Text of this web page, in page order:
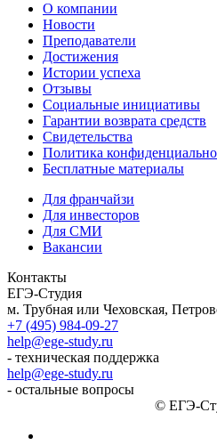
О компании
Новости
Преподаватели
Достижения
Истории успеха
Отзывы
Социальные инициативы
Гарантии возврата средств
Свидетельства
Политика
Бесплатные материалы
Для франчайзи
Для инвесторов
Для СМИ
Вакансии
Контакты
ЕГЭ-Студия
м. Трубная или Чеховская,
+7 (495) 984-09-27
help@ege-study.ru
- техническая поддержка
help@ege-study.ru
- остальные вопросы
© ЕГЭ-